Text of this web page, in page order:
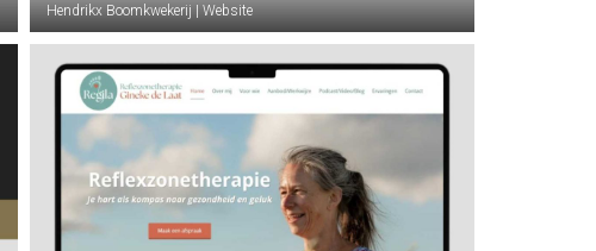
Hendrikx Boomkwekerij | Website